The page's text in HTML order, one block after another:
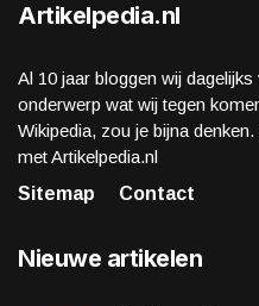
Artikelpedia.nl
Al 10 jaar bloggen wij
onderwerp wat wij tegen
Wikipedia, zou je bijna
met Artikelpedia.nl
Sitemap
Contact
Nieuwe artikelen